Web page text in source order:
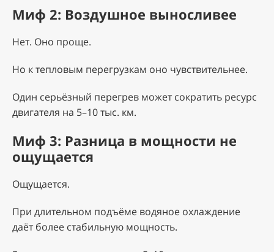
Миф 2: Воздушное выносливее
Нет. Оно проще.
Но к тепловым перегрузкам оно чувствительнее.
Один серьёзный перегрев может сократить ресурс
двигателя на 5–10 тыс. км.
Миф 3: Разница в мощности не
ощущается
Ощущается.
При длительном подъёме водяное охлаждение
даёт более стабильную мощность.